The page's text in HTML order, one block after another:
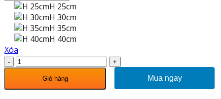
H 25cm
H 30cm
H 35cm
H 40cm
Xóa
Bình
Hút
Lộc
Giỏ hàng Mua ngay